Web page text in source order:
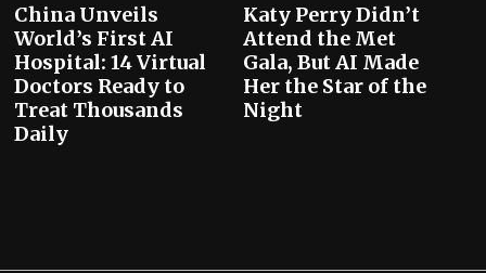
China Unveils
World’s First AI
Hospital: 14 Virtual
Doctors Ready to
Treat Thousands
Daily
Katy Perry Didn’t
Attend the Met
Gala, But AI Made
Her the Star of the
Night